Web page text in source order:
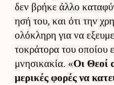
δεν βρήκε άλλο
ησή του, και ότι την
ολόκληρη για να
τοκράτορα του οποίου
μνησικακία. «Οι Θεοί
μερικές φορές να